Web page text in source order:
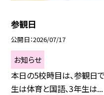
参観日
公開日 2026/07/17
お知らせ
本日の5校時目は、参観日
生は体育と国語、3年生は...